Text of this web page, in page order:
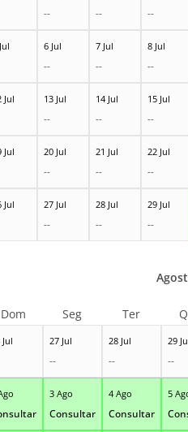
-- -- --
6 Jul
--
7 Jul
--
8 Jul
--
Jul 13 Jul
--
14 Jul
--
15 Jul
--
Jul 20 Jul
--
21 Jul
--
22 Jul
--
Jul 27 Jul
--
28 Jul
--
29 Jul
--
Jul 27 Jul
--
28 Jul
--
29
--
3 Ago
Consultar
4 Ago
Consultar
5
Dom Seg Ter